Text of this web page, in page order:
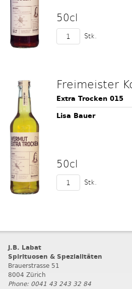
50cl
Stk.
Freimeister
Extra Trocken 015
Lisa Bauer
50cl
Stk.
J.B. Labat
Spirituosen & Spezialitäten
Brauerstrasse 51
8004 Zürich
Phone: 0041 43 243 32 84